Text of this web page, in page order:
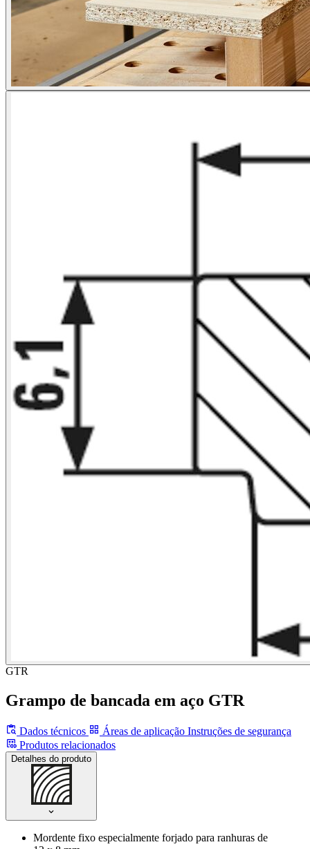
GTR
Grampo de bancada em aço GTR
Dados técnicos Áreas de aplicação Instruções de segurança
Produtos relacionados
Detalhes do produto
Mordente fixo especialmente forjado para ranhuras de